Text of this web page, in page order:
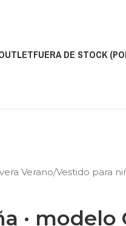
FUERA DE STOCK
Verano Vestido para
· modelo